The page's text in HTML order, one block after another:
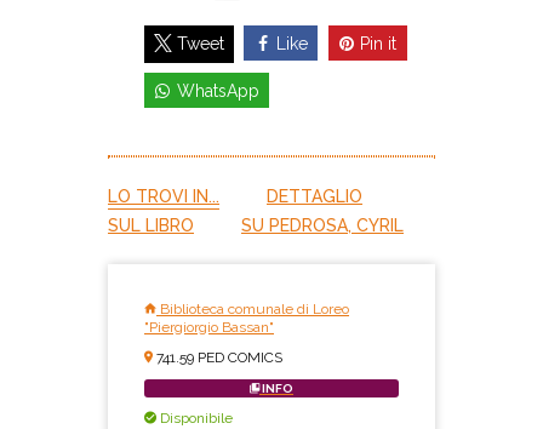
Tweet Like Pin it
WhatsApp
LO TROVI IN...
DETTAGLIO
SUL LIBRO
SU PEDROSA, CYRIL
Biblioteca comunale di Loreo
"Piergiorgio Bassan"
741.59 PED COMICS
INFO
Disponibile